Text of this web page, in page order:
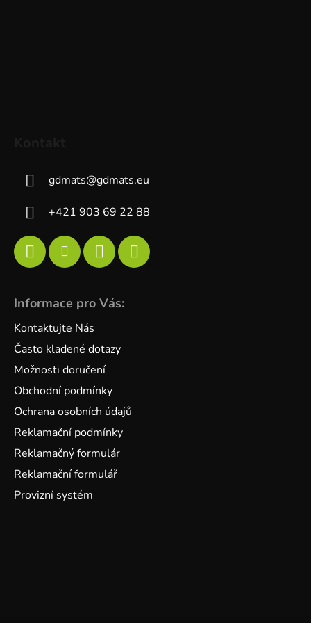
gdmats@gdmats.eu
+421 903 69 22 88
Informace pro Vás:
Kontaktujte Nás
Často kladené dotazy
Možnosti doručení
Obchodní podmínky
Ochrana osobních údajů
Reklamační podmínky
Reklamačný formulár
Reklamační formulář
Provizní systém